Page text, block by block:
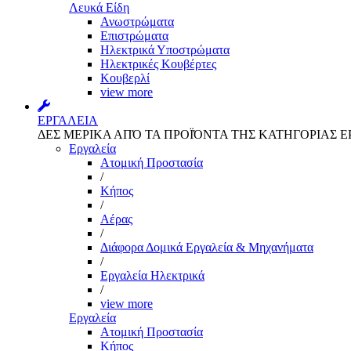
Λευκά Είδη
Ανωστρώματα
Επιστρώματα
Ηλεκτρικά Υποστρώματα
Ηλεκτρικές Κουβέρτες
Κουβερλί
view more
ΕΡΓΑΛΕΙΑ
ΔΕΣ ΜΕΡΙΚΑ ΑΠΌ ΤΑ ΠΡΟΪΌΝΤΑ ΤΗΣ ΚΑΤΗΓΟΡΙΑΣ
Εργαλεία
Aτομική Προστασία
/
Kήπος
/
Αέρας
/
Διάφορα Δομικά Εργαλεία & Μηχανήματα
/
Εργαλεία Ηλεκτρικά
/
view more
Εργαλεία
Aτομική Προστασία
Kήπος